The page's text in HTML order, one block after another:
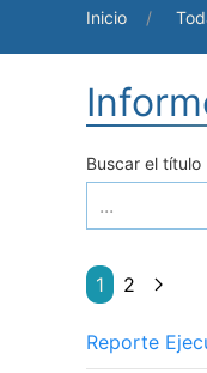
Inicio
Buscar el título
1 2
Reporte